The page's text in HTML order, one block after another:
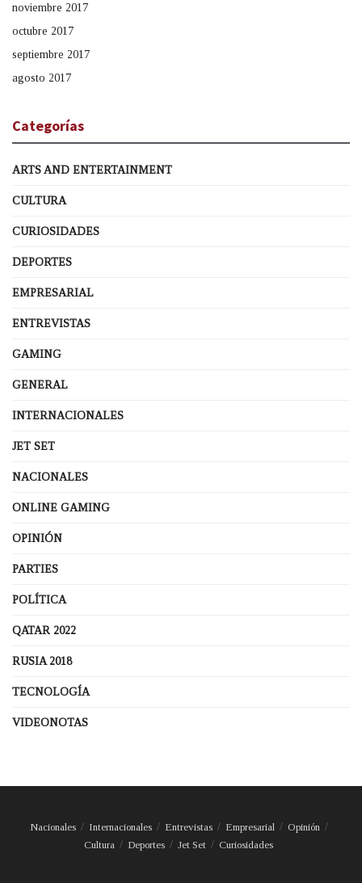
noviembre 2017
octubre 2017
septiembre 2017
agosto 2017
Categorías
ARTS AND ENTERTAINMENT
CULTURA
CURIOSIDADES
DEPORTES
EMPRESARIAL
ENTREVISTAS
GAMING
GENERAL
INTERNACIONALES
JET SET
NACIONALES
ONLINE GAMING
OPINIÓN
PARTIES
POLÍTICA
QATAR 2022
RUSIA 2018
TECNOLOGÍA
VIDEONOTAS
Nacionales Internacionales Entrevistas Empresarial
Opinión
Cultura
Deportes Jet Set Curiosidades